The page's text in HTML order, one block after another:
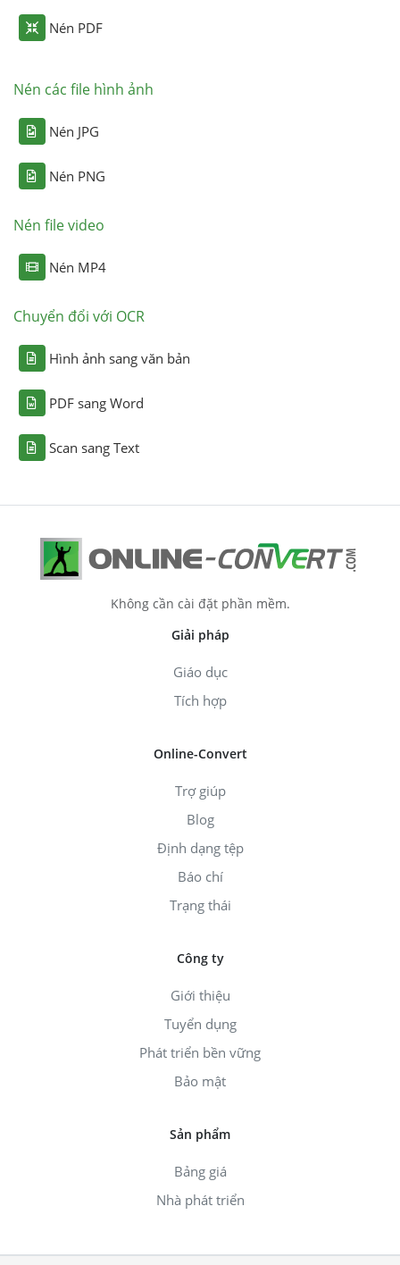
Nén PDF
Nén các file hình ảnh
Nén JPG
Nén PNG
Nén file video
Nén MP4
Chuyển đổi với OCR
Hình ảnh sang văn bản
PDF sang Word
Scan sang Text
Không cần cài đặt phần mềm.
Giải pháp
Giáo dục
Tích hợp
Online-Convert
Trợ giúp
Blog
Định dạng tệp
Báo chí
Trạng thái
Công ty
Giới thiệu
Tuyển dụng
Phát triển bền vững
Bảo mật
Sản phẩm
Bảng giá
Nhà phát triển